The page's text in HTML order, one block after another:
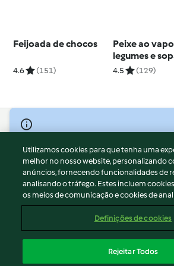
Feijoada de chocos
4.6 (151)
Peixe ao
legumes e
4.5 (129)
© Copyright 2026
Termos de Utilização
Aviso sobre Proteção de Dados
Aviso
Apoio legal
Conteúdo do relatório
Declaração de acessibilidade
Utilizamos cookies para que tenha uma
melhor no nosso website, personalizando
anúncios, fornecendo funcionalidades de
analisando o tráfego. Estes incluem
os meios de comunicação e cookies de
Definições de cookies
Rejeitar Todos